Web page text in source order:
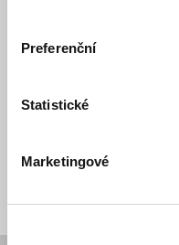
Preferenční
Statistické
Marketingové